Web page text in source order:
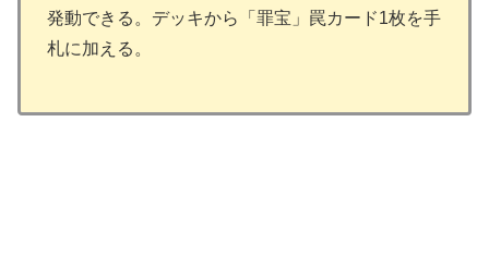
発動できる。デッキから「罪宝」罠カード1枚を手
札に加える。